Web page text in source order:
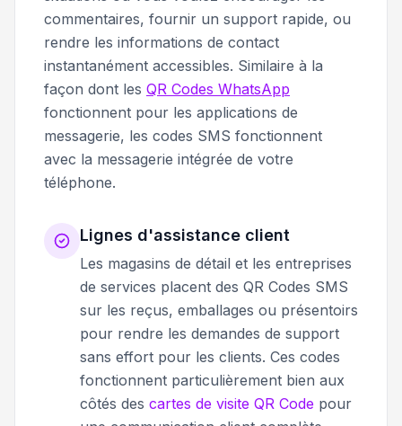
commentaires, fournir un support rapide, ou
rendre les informations de contact
instantanément accessibles. Similaire à la
façon dont les QR Codes WhatsApp
fonctionnent pour les applications de
messagerie, les codes SMS fonctionnent
avec la messagerie intégrée de votre
téléphone.
Lignes d'assistance client
Les magasins de détail et les entreprises
de services placent des QR Codes SMS
sur les reçus, emballages ou présentoirs
pour rendre les demandes de support
sans effort pour les clients. Ces codes
fonctionnent particulièrement bien aux
côtés des cartes de visite QR Code pour